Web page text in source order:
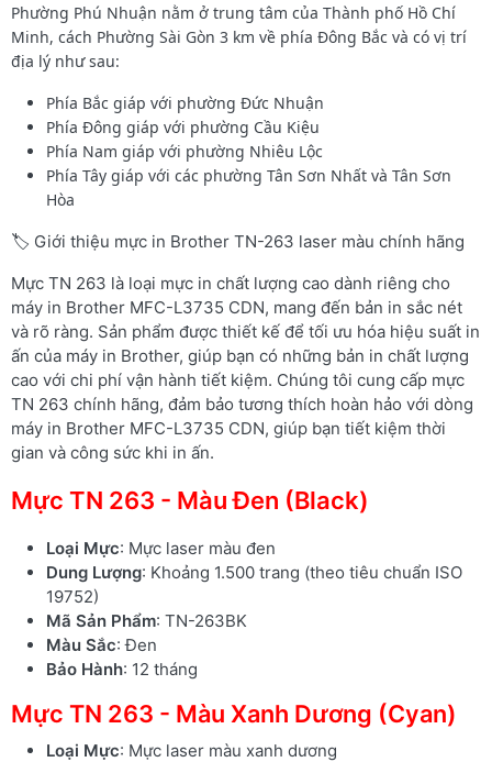
Phường Phú Nhuận nằm ở trung tâm của Thành phố Hồ Chí
Minh, cách Phường Sài Gòn 3 km về phía Đông Bắc và có vị trí
địa lý như sau:
Phía Bắc giáp với phường Đức Nhuận
Phía Đông giáp với phường Cầu Kiệu
Phía Nam giáp với phường Nhiêu Lộc
Phía Tây giáp với các phường Tân Sơn Nhất và Tân Sơn
Hòa
🏷️ Giới thiệu mực in Brother TN-263 laser màu chính hãng
Mực TN 263 là loại mực in chất lượng cao dành riêng cho
máy in Brother MFC-L3735 CDN, mang đến bản in sắc nét
và rõ ràng. Sản phẩm được thiết kế để tối ưu hóa hiệu suất in
ấn của máy in Brother, giúp bạn có những bản in chất lượng
cao với chi phí vận hành tiết kiệm. Chúng tôi cung cấp mực
TN 263 chính hãng, đảm bảo tương thích hoàn hảo với dòng
máy in Brother MFC-L3735 CDN, giúp bạn tiết kiệm thời
gian và công sức khi in ấn.
Mực TN 263 - Màu Đen (Black)
Loại Mực: Mực laser màu đen
Dung Lượng: Khoảng 1.500 trang (theo tiêu chuẩn ISO
19752)
Mã Sản Phẩm: TN-263BK
Màu Sắc: Đen
Bảo Hành: 12 tháng
Mực TN 263 - Màu Xanh Dương (Cyan)
Loại Mực: Mực laser màu xanh dương